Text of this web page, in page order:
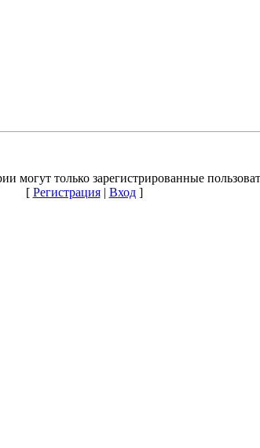
могут только зарегистрированные
[ Регистрация| Вход]